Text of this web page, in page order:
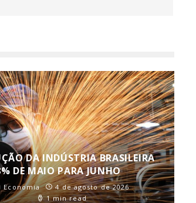
DA INDÚSTRIA BRASILEIRA
DE MAIO PARA JUNHO
Economia
4 de agosto de 2026
1 min read